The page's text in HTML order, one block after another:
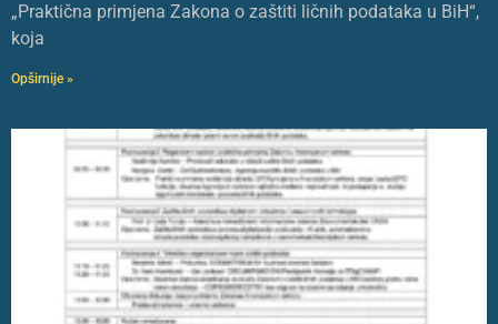
„Praktična primjena Zakona o zaštiti ličnih podataka u BiH“,
koja
Opširnije »